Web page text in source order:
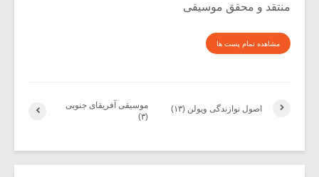
منتقد و محقق موسیقی
مشاهده تمام پست ها
موسیقی آفریقای جنوبی
(۳)
اصول نوازندگی ویولن (۱۳)